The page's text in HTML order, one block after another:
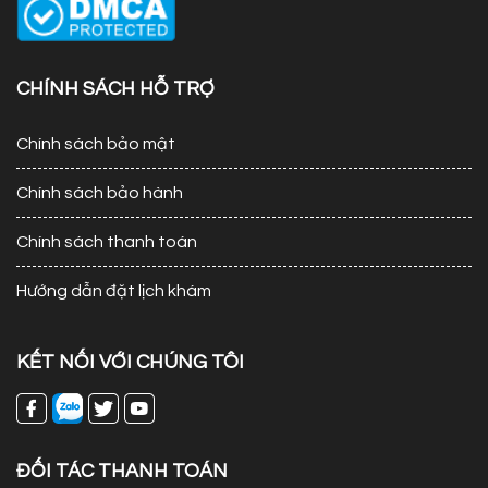
CHÍNH SÁCH HỖ TRỢ
Chính sách bảo mật
Chính sách bảo hành
Chính sách thanh toán
Hướng dẫn đặt lịch khám
KẾT NỐI VỚI CHÚNG TÔI
ĐỐI TÁC THANH TOÁN